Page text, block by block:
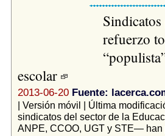
refuerzo
escolar
2013-06-20 Fuente:
| Versión móvil | Última
sindicatos del sector de la
ANPE, CCOO, UGT y STE— han